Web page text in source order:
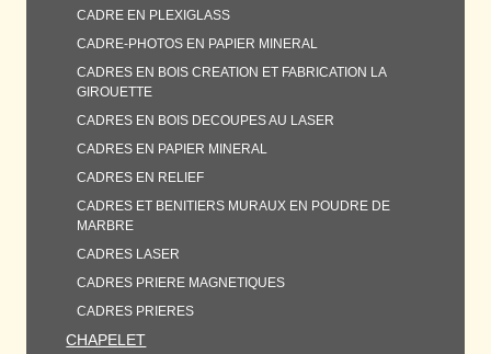
CADRE EN PLEXIGLASS
CADRE-PHOTOS EN PAPIER MINERAL
CADRES EN BOIS CREATION ET FABRICATION LA
GIROUETTE
CADRES EN BOIS DECOUPES AU LASER
CADRES EN PAPIER MINERAL
CADRES EN RELIEF
CADRES ET BENITIERS MURAUX EN POUDRE DE
MARBRE
CADRES LASER
CADRES PRIERE MAGNETIQUES
CADRES PRIERES
CHAPELET